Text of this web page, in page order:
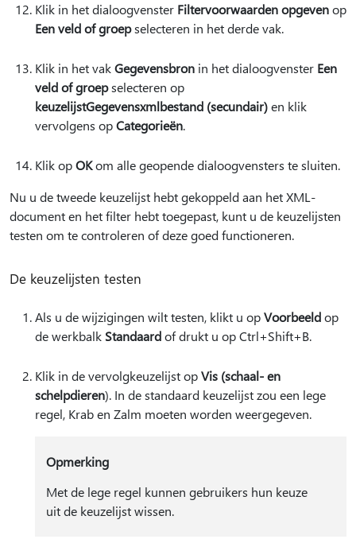
Klik in het dialoogvenster Filtervoorwaarden opgevenop
Een veld of groepselecteren in het derde vak.
Klik in het vakGegevensbron in het dialoogvenster Een
veld of groepselecteren op
keuzelijstGegevensxmlbestand (secundair)en klik
vervolgens opCategorieën.
Klik opOKom alle geopende dialoogvensters te sluiten.
Nu u de tweede keuzelijst hebt gekoppeld aan het XML-
document en het filter hebt toegepast, kunt u de keuzelijsten
testen om te controleren of deze goed functioneren.
De keuzelijsten testen
Als u de wijzigingen wilt testen, klikt u opVoorbeeldop
de werkbalk Standaardof drukt u op Ctrl+Shift+B.
Klik in de vervolgkeuzelijst opVis (schaal- en
schelpdieren). In de standaard keuzelijst zou een lege
regel, Krab en Zalm moeten worden weergegeven.
Opmerking
Met de lege regel kunnen gebruikers hun keuze
uit de keuzelijst wissen.